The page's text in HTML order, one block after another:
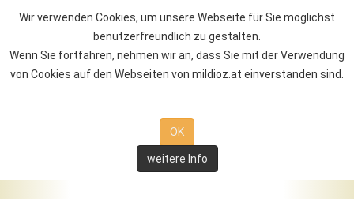
Wir verwenden Cookies, um unsere Webseite für Sie möglichst
benutzerfreundlich zu gestalten.
Wenn Sie fortfahren, nehmen wir an, dass Sie mit der Verwendung
von Cookies auf den Webseiten von mildioz.at einverstanden sind.
OK
weitere Info